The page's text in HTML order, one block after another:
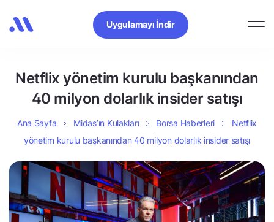
Uygulamayı İndir
Netflix yönetim kurulu başkanından
40 milyon dolarlık insider satışı
Ana Sayfa Midas’ın Kulakları Borsa Haberleri
Netflix
yönetim kurulu başkanından 40 milyon dolarlık insider satışı